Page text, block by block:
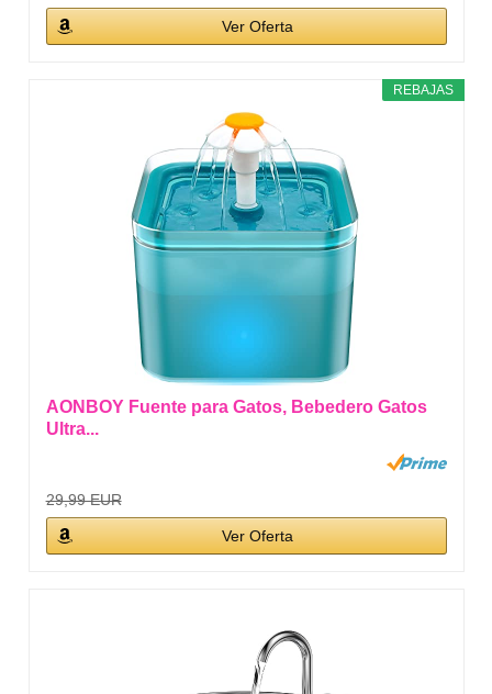
Ver Oferta
REBAJAS
AONBOY Fuente para Gatos, Bebedero Gatos
Ultra...
29,99 EUR
Ver Oferta